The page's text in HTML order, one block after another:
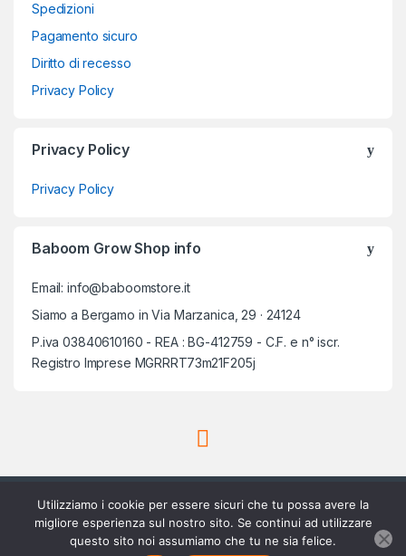
Spedizioni
Pagamento sicuro
Diritto di recesso
Privacy Policy
Privacy Policy
Privacy Policy
Baboom Grow Shop info
Email: info@baboomstore.it
Siamo a Bergamo in Via Marzanica, 29 · 24124
P.iva 03840610160 - REA : BG-412759 - C.F. e n° iscr.
Registro Imprese MGRRRT73m21F205j
Scrivici su Whatsapp
Utilizziamo i cookie per essere sicuri che tu possa avere la
migliore esperienza sul nostro sito. Se continui ad utilizzare
questo sito noi assumiamo che tu ne sia felice.